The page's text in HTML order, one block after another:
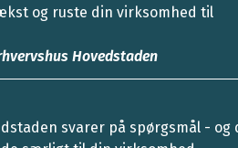
og ruste din virksomhed til
Hovedstaden
svarer på spørgsmål - og